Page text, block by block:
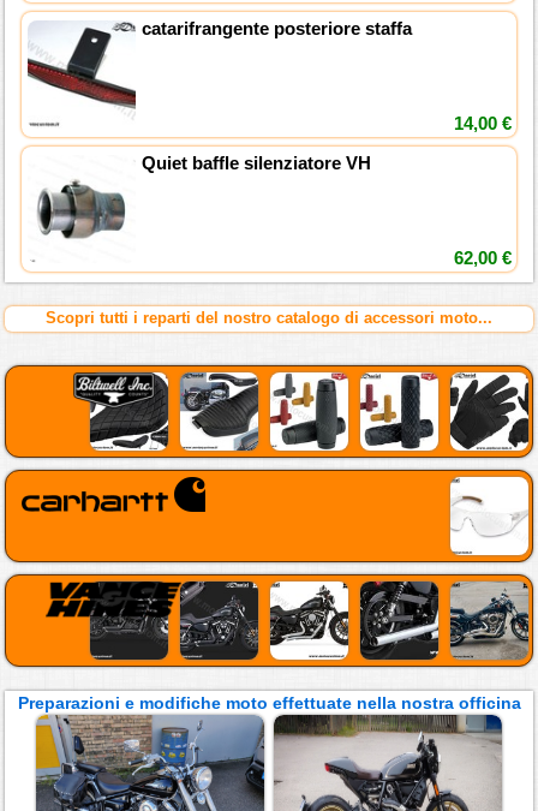
catarifrangente posteriore staffa
14,00 €
Quiet baffle silenziatore VH
62,00 €
Scopri tutti i reparti del nostro catalogo di accessori moto...
Preparazioni e modifiche moto effettuate nella nostra officina